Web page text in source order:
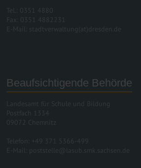
Tel.: 0351 4880
Fax: 0351 4882231
E-Mail: stadtverwaltung(at)dresden.de
Beaufsichtigende Behörde
Landesamt für Schule und Bildung
Postfach 1334
09072 Chemnitz
Telefon: +49 371 5366-499
E-Mail: poststelle@lasub.smk.sachsen.de